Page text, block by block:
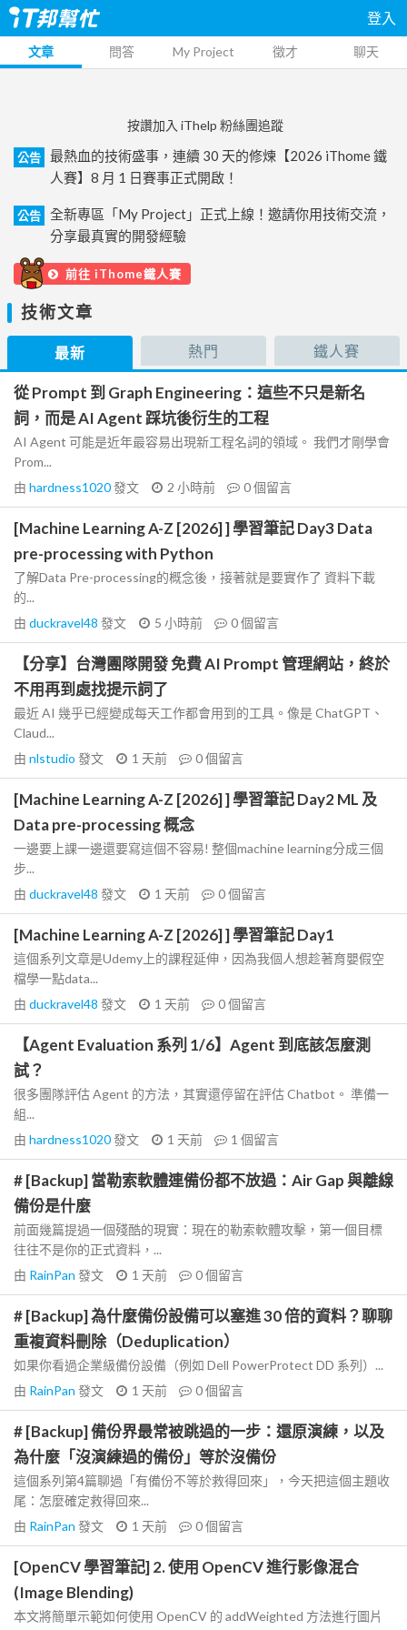
登入
文章 問答 My Project 徵才 聊天
按讚加入 iThelp 粉絲團追蹤
公告
最熱血的技術盛事，連續 30 天的修煉【2026 iThome 鐵
人賽】8 月 1 日賽事正式開啟！
公告
全新專區「My Project」正式上線！邀請你用技術交流，
分享最真實的開發經驗
前往 iThome鐵人賽
技術文章
最新 熱門 鐵人賽
從 Prompt 到 Graph Engineering：這些不只是新名
詞，而是 AI Agent 踩坑後衍生的工程
AI Agent 可能是近年最容易出現新工程名詞的領域。 我們才剛學會
Prom...
由 hardness1020發文 2 小時前 0個留言
[Machine Learning A-Z [2026] ] 學習筆記 Day3 Data
pre-processing with Python
了解Data Pre-processing的概念後，接著就是要實作了 資料下載
的...
由 duckravel48 發文 5 小時前 0個留言
【分享】台灣團隊開發 免費 AI Prompt 管理網站，終於
不用再到處找提示詞了
最近 AI 幾乎已經變成每天工作都會用到的工具。像是 ChatGPT、
Claud...
由 nlstudio 發文 1 天前 0個留言
[Machine Learning A-Z [2026] ] 學習筆記 Day2 ML 及
Data pre-processing 概念
一邊要上課一邊還要寫這個不容易! 整個machine learning分成三個
步...
由 duckravel48 發文 1 天前 0個留言
[Machine Learning A-Z [2026] ] 學習筆記 Day1
這個系列文章是Udemy上的課程延伸，因為我個人想趁著育嬰假空
檔學一點data...
由 duckravel48 發文 1 天前 0個留言
【Agent Evaluation 系列 1/6】Agent 到底該怎麼測
試？
很多團隊評估 Agent 的方法，其實還停留在評估 Chatbot。 準備一
組...
由 hardness1020發文 1 天前 1 個留言
# [Backup] 當勒索軟體連備份都不放過：Air Gap 與離線
備份是什麼
前面幾篇提過一個殘酷的現實：現在的勒索軟體攻擊，第一個目標
往往不是你的正式資料，...
由 RainPan 發文 1 天前 0個留言
# [Backup] 為什麼備份設備可以塞進 30 倍的資料？聊聊
重複資料刪除（Deduplication）
如果你看過企業級備份設備（例如 Dell PowerProtect DD 系列）...
由 RainPan 發文 1 天前 0個留言
# [Backup] 備份界最常被跳過的一步：還原演練，以及
為什麼「沒演練過的備份」等於沒備份
這個系列第4篇聊過「有備份不等於救得回來」，今天把這個主題收
尾：怎麼確定救得回來...
由 RainPan 發文 1 天前 0個留言
[OpenCV 學習筆記] 2. 使用 OpenCV 進行影像混合
(Image Blending)
本文將簡單示範如何使用 OpenCV 的 addWeighted 方法進行圖片